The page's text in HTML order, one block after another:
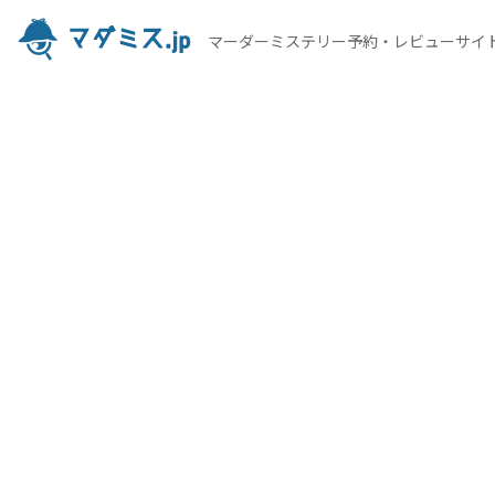
マーダーミステリー予約・レビューサイ